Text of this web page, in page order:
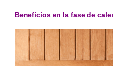
Beneficios en la fase de